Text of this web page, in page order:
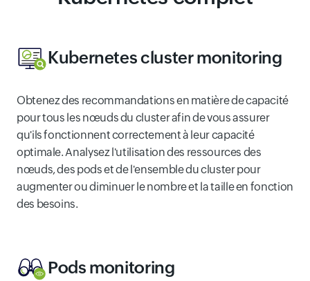
Kubernetes cluster monitoring
Obtenez des recommandations en matière de capacité
pour tous les nœuds du cluster afin de vous assurer
qu'ils fonctionnent correctement à leur capacité
optimale. Analysez l'utilisation des ressources des
nœuds, des pods et de l'ensemble du cluster pour
augmenter ou diminuer le nombre et la taille en fonction
des besoins.
Pods monitoring